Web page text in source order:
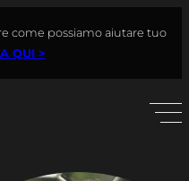
come possiamo aiutare tuo
QUI >